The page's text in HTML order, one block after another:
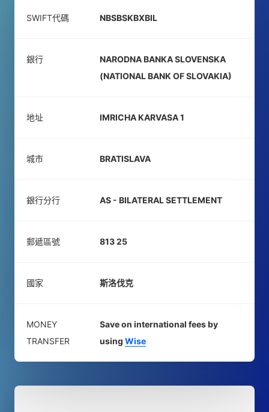
SWIFT代碼 NBSBSKBXBIL
銀行
NARODNA BANKA SLOVENSKA
(NATIONAL BANK OF SLOVAKIA)
地址 IMRICHA KARVASA 1
城市 BRATISLAVA
銀行分行 AS - BILATERAL SETTLEMENT
郵遞區號 813 25
國家 斯洛伐克
MONEY
TRANSFER
Save on international fees by
using Wise